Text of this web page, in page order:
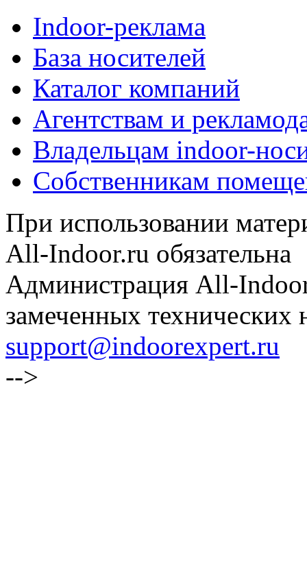
Indoor-реклама
База носителей
Каталог компаний
Агентствам и
Владельцам indoor-
Собственникам
При использовании
All-Indoor.ru обязательна
Администрация All-
замеченных технических
support@indoorexpert.ru
-->